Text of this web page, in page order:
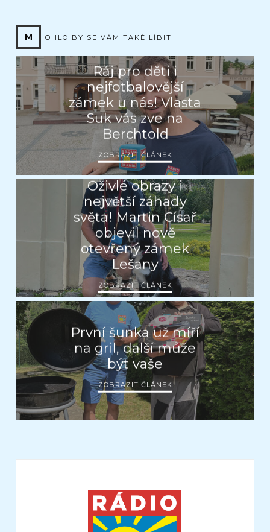
M OHLO BY SE VÁM TAKÉ LÍBIT
Ráj pro děti i
nejfotbalovější
zámek u nás! Vlasta
Suk vás zve na
Berchtold
ZOBRAZIT ČLÁNEK
Oživlé obrazy i
největší záhady
světa! Martin Císař
objevil nově
otevřený zámek
Lešany
ZOBRAZIT ČLÁNEK
První šunka už míří
na gril, další může
být vaše
ZOBRAZIT ČLÁNEK